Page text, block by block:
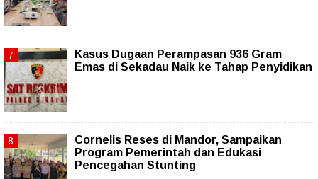
Kasus Dugaan Perampasan 936 Gram
Emas di Sekadau Naik ke Tahap Penyidikan
Cornelis Reses di Mandor, Sampaikan
Program Pemerintah dan Edukasi
Pencegahan Stunting